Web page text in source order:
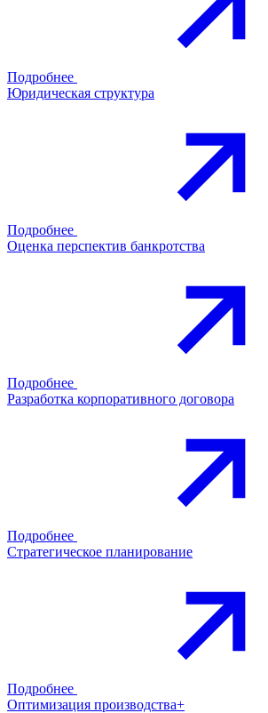
Подробнее
Юридическая структура
Подробнее
Оценка перспектив банкротства
Подробнее
Разработка корпоративного договора
Подробнее
Стратегическое планирование
Подробнее
Оптимизация производства+